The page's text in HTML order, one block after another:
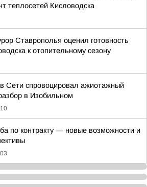
теплосетей Кисловодска
Ставрополья оценил готовность
к отопительному сезону
Сети спровоцировал ажиотажный
в Изобильном
по контракту — новые возможности и